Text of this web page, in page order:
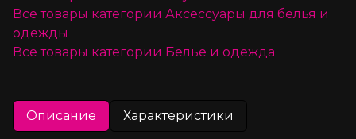
Все товары категории Аксессуары для белья и
одежды
Все товары категории Белье и одежда
Описание Характеристики